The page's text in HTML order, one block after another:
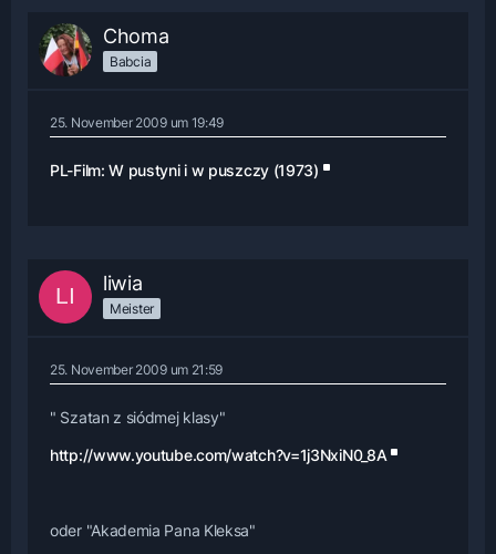
Choma
Babcia
25. November 2009 um 19:49
PL-Film: W pustyni i w puszczy (1973)
liwia
Meister
25. November 2009 um 21:59
" Szatan z siódmej klasy"
http://www.youtube.com/watch?v=1j3NxiN0_8A
oder "Akademia Pana Kleksa"